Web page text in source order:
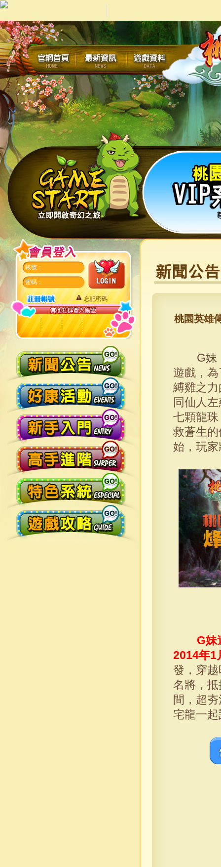
帳號：
密碼：
忘記密碼
桃園英雄
G妹
遊戲，
縛雞之
同仙人
七顆龍
救蒼生
始，玩
G妹
2014年1
發，穿
名將，
間，超
宅龍一